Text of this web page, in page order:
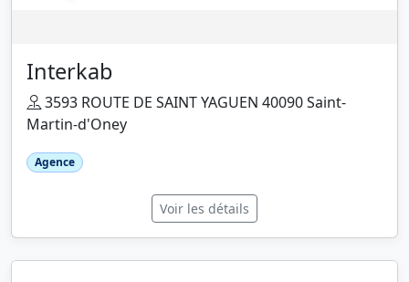
Interkab
3593 ROUTE DE SAINT YAGUEN 40090 Saint-
Martin-d'Oney
Agence
Voir les détails